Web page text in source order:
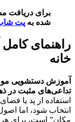
برای دریافت
شده به پت
راهنمای
خانه
آموزش دستشویی
تداعی‌های مثبت
استفاده از پد یا
انتخاب شود، اما
مکان” است، برای